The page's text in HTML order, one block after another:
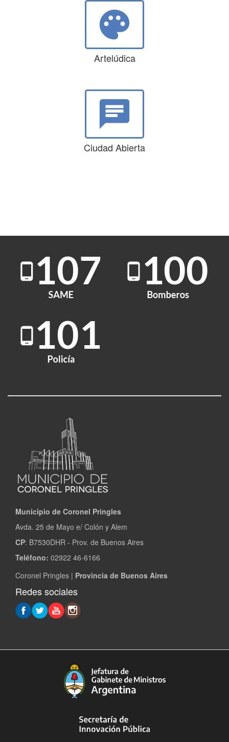
palette
Artelúdica
chat
Ciudad Abierta
Municipio de Coronel Pringles
Avda. 25 de Mayo e/ Colón y Alem
CP: B7530DHR - Prov. de Buenos Aires
Teléfono: 02922 46-6166
Coronel Pringles | Provincia de Buenos Aires
Redes sociales